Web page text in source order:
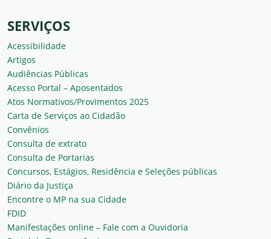
SERVIÇOS
Acessibilidade
Artigos
Audiências Públicas
Acesso Portal – Aposentados
Atos Normativos/Provimentos 2025
Carta de Serviços ao Cidadão
Convênios
Consulta de extrato
Consulta de Portarias
Concursos, Estágios, Residência e Seleções públicas
Diário da Justiça
Encontre o MP na sua Cidade
FDID
Manifestações online – Fale com a Ouvidoria